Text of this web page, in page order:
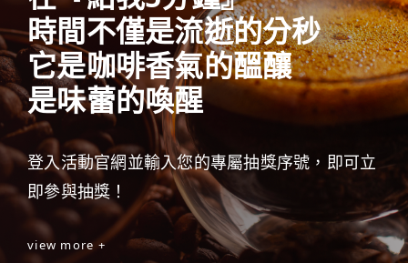
時間不僅是流逝的分秒
它是咖啡香氣的醞釀
是味蕾的喚醒
登入活動官網並輸入您的專屬抽獎序號，即可立
即參與抽獎！
view more +